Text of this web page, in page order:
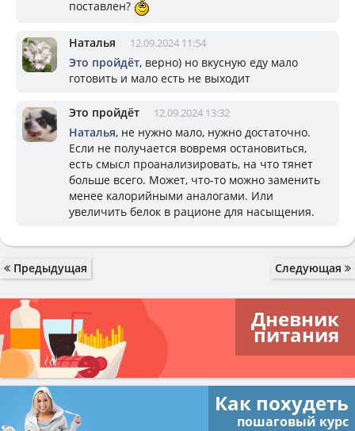
поставлен?
Наталья 12.09.2024 11:54
Это пройдёт, верно) но вкусную еду мало
готовить и мало есть не выходит
Это пройдёт 12.09.2024 13:32
Наталья, не нужно мало, нужно достаточно.
Если не получается вовремя остановиться,
есть смысл проанализировать, на что тянет
больше всего. Может, что-то можно заменить
менее калорийными аналогами. Или
увеличить белок в рационе для насыщения.
Предыдущая Следующая
Дневник
питания
Как похудеть
пошаговый курс